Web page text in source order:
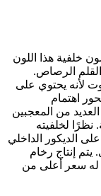
خلفية هذا اللون
القلم الرصاص.
لأنه يحتوي على
اهتمام
من المعجبين
نظرًا لخلفيته
الديكور الداخلي
يتم إنتاج رخام
له سعر أعلى من